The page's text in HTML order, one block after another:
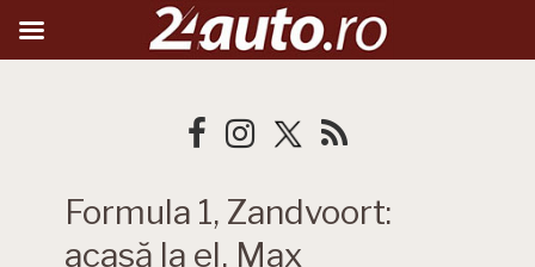
Formula 1, Zandvoort:
acasă la el, Max